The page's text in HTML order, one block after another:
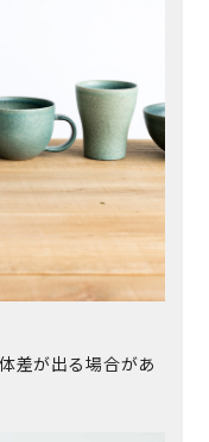
差が出る場合があ